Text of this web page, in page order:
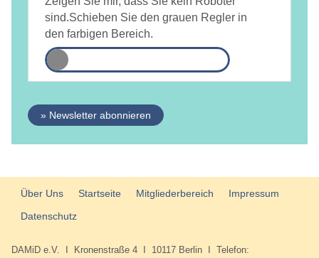
informiert.
sind.Schieben Sie den grauen Regler in
den farbigen Bereich.
» Newsletter abonnieren
Über Uns Startseite Mitgliederbereich
Impressum
Datenschutz
DAMiD e.V. I Kronenstraße 4 I 10117 Berlin I Telefon: